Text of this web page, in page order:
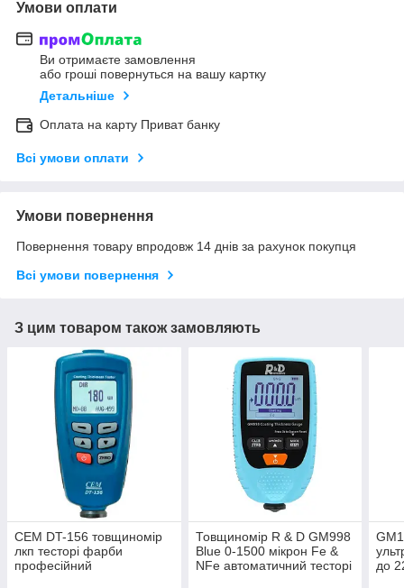
Умови оплати
Ви отримаєте замовлення
або гроші повернуться на вашу картку
Детальніше
Оплата на карту Приват банку
Всі умови оплати
Умови повернення
Повернення товару впродовж 14 днів за рахунок покупця
Всі умови повернення
З цим товаром також замовляють
CEM DT-156 товщиномір
лкп тесторі фарби
професійний
Товщиномір R & D GM998
Blue 0-1500 мікрон Fe &
NFe автоматичний тесторі
до